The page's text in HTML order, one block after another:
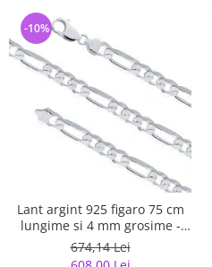
Lant argint 925 figaro 75 cm
lungime si 4 mm grosime -
Classical You LSX0141
674,14 Lei
-10%